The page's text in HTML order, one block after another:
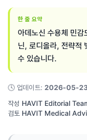
한 줄 요약
아데노신 수용체 민
닌, 로디올라, 전략적
수 있습니다.
🕓 업데이트: 2026-05-
작성 HAVIT Editorial
검토 HAVIT Medical